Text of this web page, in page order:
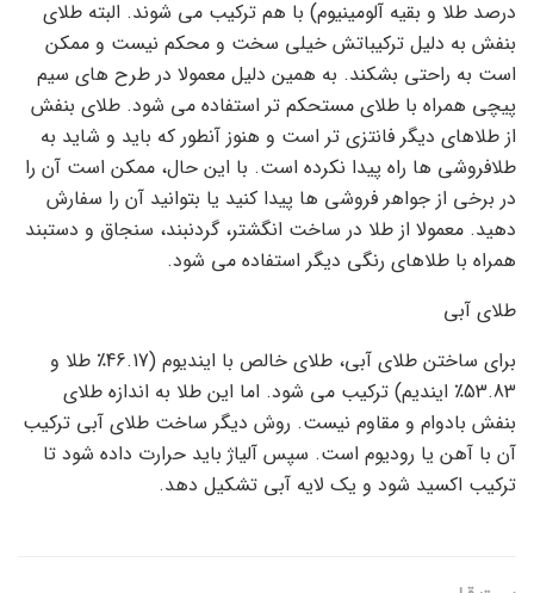
درصد طلا و بقیه آلومینیوم) با هم ترکیب می شوند. البته طلای
بنفش به دلیل ترکیباتش خیلی سخت و محکم نیست و ممکن
است به راحتی بشکند. به همین دلیل معمولا در طرح های سیم
پیچی همراه با طلای مستحکم تر استفاده می شود. طلای بنفش
از طلاهای دیگر فانتزی تر است و هنوز آنطور که باید و شاید به
طلافروشی ها راه پیدا نکرده است. با این حال، ممکن است آن را
در برخی از جواهر فروشی ها پیدا کنید یا بتوانید آن را سفارش
دهید. معمولا از طلا در ساخت انگشتر، گردنبند، سنجاق و دستبند
همراه با طلاهای رنگی دیگر استفاده می شود.
طلای آبی
برای ساختن طلای آبی، طلای خالص با ایندیوم (46.17٪ طلا و
53.83٪ ایندیم) ترکیب می شود. اما این طلا به اندازه طلای
بنفش بادوام و مقاوم نیست. روش دیگر ساخت طلای آبی ترکیب
آن با آهن یا رودیوم است. سپس آلیاژ باید حرارت داده شود تا
ترکیب اکسید شود و یک لایه آبی تشکیل دهد.